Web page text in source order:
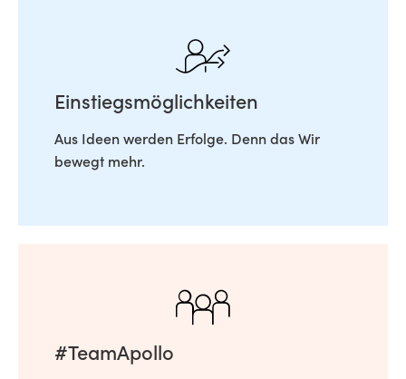
Einstiegsmöglichkeiten
Aus Ideen werden Erfolge. Denn das Wir
bewegt mehr.
#TeamApollo